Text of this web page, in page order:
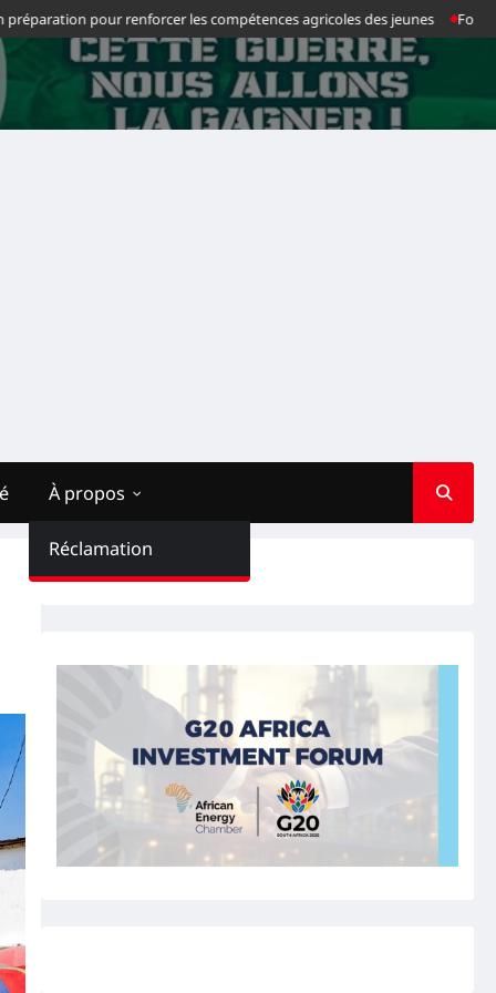
pour renforcer les compétences agricoles des jeunes Football :
À propos
Réclamation